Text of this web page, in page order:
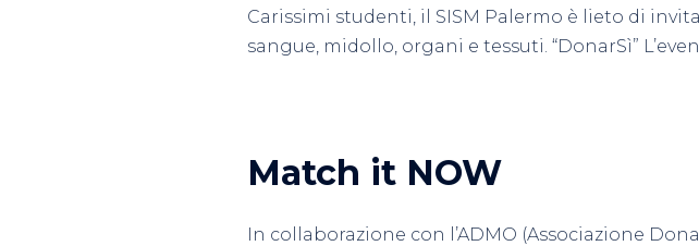
Carissimi studenti, il SISM Palermo è lieto di
sangue, midollo, organi e tessuti. “DonarSì”
Match it NOW
In collaborazione con l’ADMO (Associazione